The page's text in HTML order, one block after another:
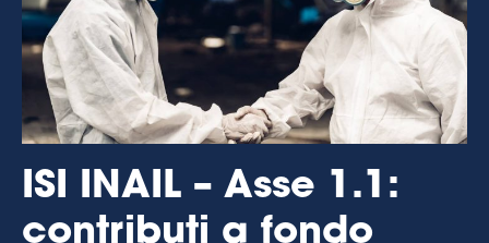
ISI INAIL – Asse 1.1:
contributi a fondo